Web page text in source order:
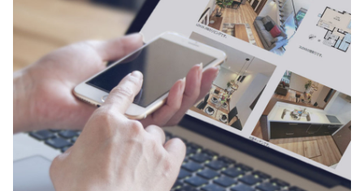
に
役
つ
お
け